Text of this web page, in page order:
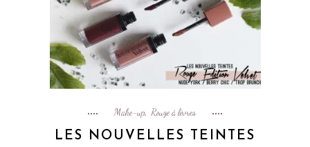
Make-up, Rouge à lèvres
LES NOUVELLES TEINTES